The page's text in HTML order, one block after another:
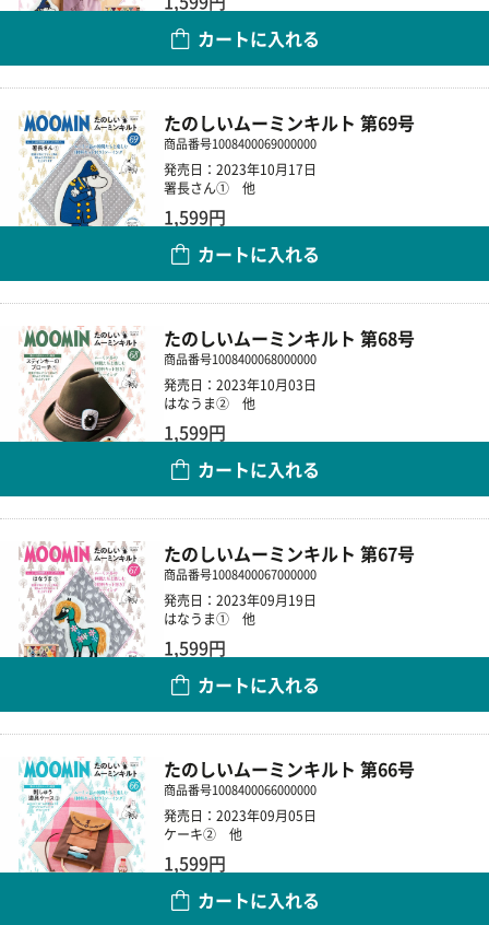
カートに入れる
たのしいムーミンキルト 第69号
商品番号1008400069000000
発売日：2023年10月17日
署長さん① 他
1,599円
カートに入れる
たのしいムーミンキルト 第68号
商品番号1008400068000000
発売日：2023年10月03日
はなうま② 他
1,599円
カートに入れる
たのしいムーミンキルト 第67号
商品番号1008400067000000
発売日：2023年09月19日
はなうま① 他
1,599円
カートに入れる
たのしいムーミンキルト 第66号
商品番号1008400066000000
発売日：2023年09月05日
ケーキ② 他
1,599円
カートに入れる